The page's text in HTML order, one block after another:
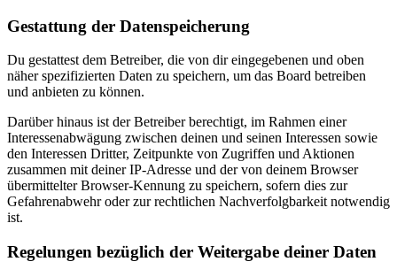
Gestattung der Datenspeicherung
Du gestattest dem Betreiber, die von dir eingegebenen und oben
näher spezifizierten Daten zu speichern, um das Board betreiben
und anbieten zu können.
Darüber hinaus ist der Betreiber berechtigt, im Rahmen einer
Interessenabwägung zwischen deinen und seinen Interessen sowie
den Interessen Dritter, Zeitpunkte von Zugriffen und Aktionen
zusammen mit deiner IP-Adresse und der von deinem Browser
übermittelter Browser-Kennung zu speichern, sofern dies zur
Gefahrenabwehr oder zur rechtlichen Nachverfolgbarkeit notwendig
ist.
Regelungen bezüglich der Weitergabe deiner Daten